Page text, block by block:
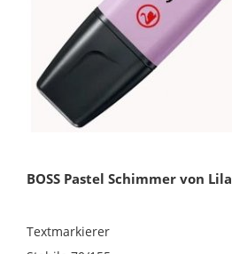
BOSS Pastel Schimmer von Lila
Textmarkierer